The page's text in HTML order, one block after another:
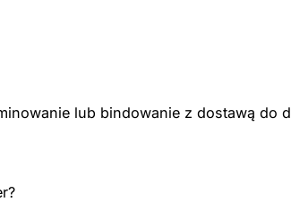
lub bindowanie z dostawą do